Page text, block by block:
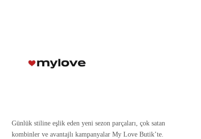
Günlük stiline eşlik eden yeni sezon parçaları, çok satan
kombinler ve avantajlı kampanyalar My Love Butik’te.